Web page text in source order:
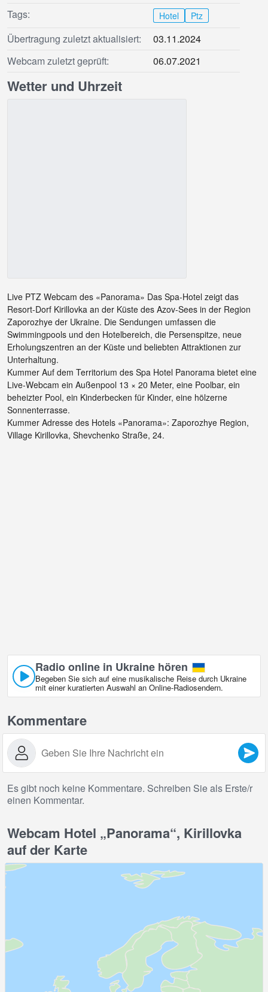
Tags:
Hotel Ptz
Übertragung zuletzt aktualisiert:
03.11.2024
Webcam zuletzt geprüft:
06.07.2021
Wetter und Uhrzeit
Live PTZ Webcam des «Panorama» Das Spa-Hotel zeigt das
Resort-Dorf Kirillovka an der Küste des Azov-Sees in der Region
Zaporozhye der Ukraine. Die Sendungen umfassen die
Swimmingpools und den Hotelbereich, die Persenspitze, neue
Erholungszentren an der Küste und beliebten Attraktionen zur
Unterhaltung.
Kummer Auf dem Territorium des Spa Hotel Panorama bietet eine
Live-Webcam ein Außenpool 13 × 20 Meter, eine Poolbar, ein
beheizter Pool, ein Kinderbecken für Kinder, eine hölzerne
Sonnenterrasse.
Kummer Adresse des Hotels «Panorama»: Zaporozhye Region,
Village Kirillovka, Shevchenko Straße, 24.
Radio online in Ukraine hören
Begeben Sie sich auf eine musikalische Reise durch Ukraine
mit einer kuratierten Auswahl an Online‑Radiosendern.
Kommentare
Es gibt noch keine Kommentare. Schreiben Sie als Erste/r
einen Kommentar.
Webcam Hotel „Panorama“, Kirillovka
auf der Karte